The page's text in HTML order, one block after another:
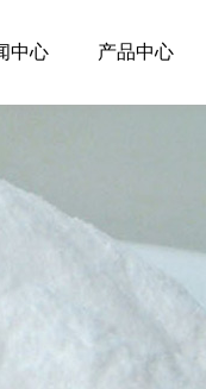
中心 产品中心